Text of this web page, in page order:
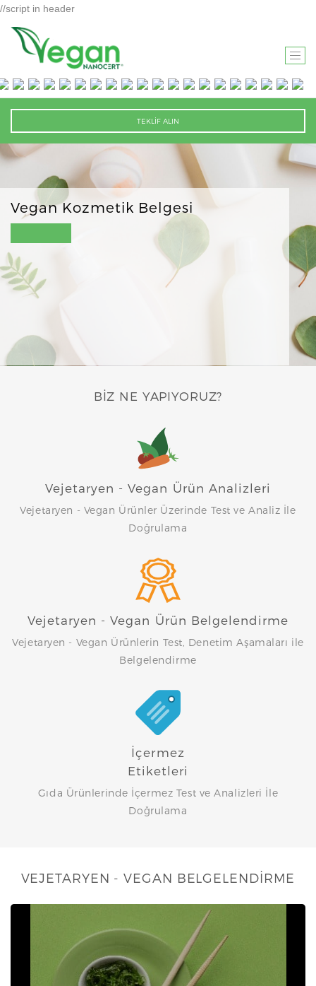
//script in header
T
O
G
G
L
N
G
T
N
TEKLİF ALIN
Vegan Kozmetik Belgesi
BIZ NE YAPIYORUZ?
Vejetaryen - Vegan Ürün Analizleri
Vejetaryen - Vegan Ürünler Üzerinde Test ve Analiz İle
Doğrulama
Vejetaryen - Vegan Ürün Belgelendirme
Vejetaryen - Vegan Ürünlerin Test, Denetim Aşamaları ile
Belgelendirme
İçermez
Etiketleri
Gıda Ürünlerinde İçermez Test ve Analizleri İle
Doğrulama
VEJETARYEN - VEGAN BELGELENDİRME